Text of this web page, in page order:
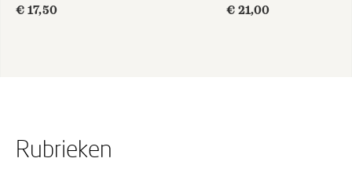
€ 17,50
€ 21,00
Rubrieken